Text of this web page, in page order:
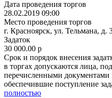
Дата проведения торгов
28.02.2019 09:00
Место проведения торгов
г. Красноярск, ул. Тельмана, д.
Задаток
30 000.00 p
Срок и порядок внесения
в торгах допускаются лица,
перечисленными документами
обеспечившие поступление
полностью